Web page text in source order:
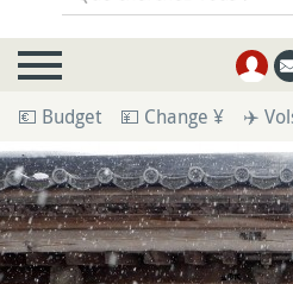
💶 Budget 💴 Change ¥ ✈️